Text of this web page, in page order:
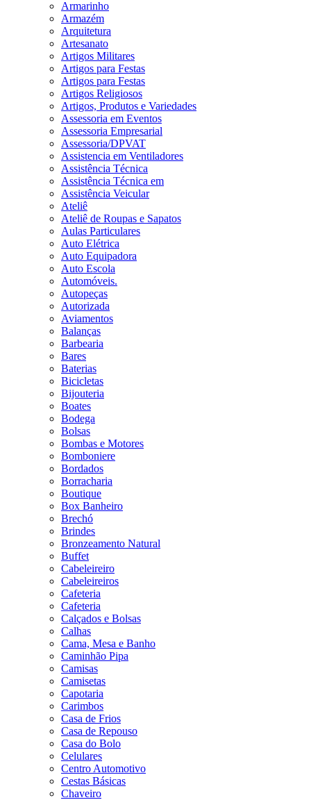
Armarinho
Armazém
Arquitetura
Artesanato
Artigos Militares
Artigos para Festas
Artigos para Festas
Artigos Religiosos
Artigos, Produtos e Variedades
Assessoria em Eventos
Assessoria Empresarial
Assessoria/DPVAT
Assistencia em Ventiladores
Assistência Técnica
Assistência Técnica em
Assistência Veicular
Ateliê
Ateliê de Roupas e Sapatos
Aulas Particulares
Auto Elétrica
Auto Equipadora
Auto Escola
Automóveis.
Autopeças
Autorizada
Aviamentos
Balanças
Barbearia
Bares
Baterias
Bicicletas
Bijouteria
Boates
Bodega
Bolsas
Bombas e Motores
Bomboniere
Bordados
Borracharia
Boutique
Box Banheiro
Brechó
Brindes
Bronzeamento Natural
Buffet
Cabeleireiro
Cabeleireiros
Cafeteria
Cafeteria
Calçados e Bolsas
Calhas
Cama, Mesa e Banho
Caminhão Pipa
Camisas
Camisetas
Capotaria
Carimbos
Casa de Frios
Casa de Repouso
Casa do Bolo
Celulares
Centro Automotivo
Cestas Básicas
Chaveiro